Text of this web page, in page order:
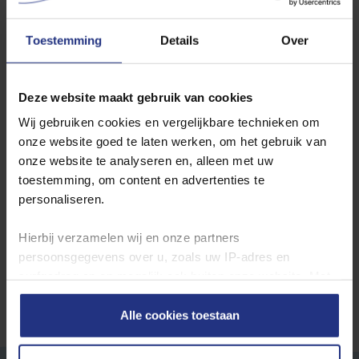
Toestemming Details Over
Deze website maakt gebruik van cookies
Wij gebruiken cookies en vergelijkbare technieken om
onze website goed te laten werken, om het gebruik van
onze website te analyseren en, alleen met uw
toestemming, om content en advertenties te
personaliseren.
Hierbij verzamelen wij en onze partners
persoonsgegevens over u, zoals uw IP‑adres en
deze gegevens kunnen wij een profiel van u opbouwen
zodat wij onze content en communicatie kunnen
afstemmen op uw voorkeuren. Partners kunnen deze
Alle cookies toestaan
Vessem
productielocatie.
Waterkwaliteit in andere plaatsen
Locatie